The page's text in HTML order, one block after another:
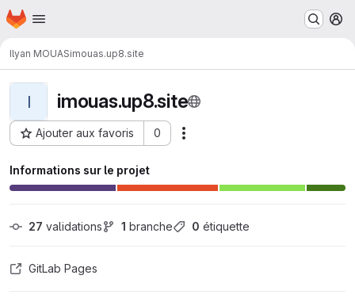
Passer au contenu principal
Page d'accueil
Ilyan MOUASimouas.up8.site
I imouas.up8.site
Ajouter aux favoris 0
ID du projet : 2124
Informations sur le projet
27 validations 1 branche 0 étiquette
GitLab Pages